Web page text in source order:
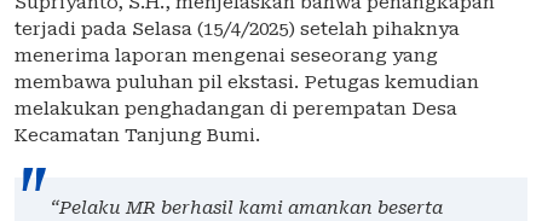
terjadi pada Selasa (15/4/2025) setelah pihaknya
menerima laporan mengenai seseorang yang
membawa puluhan pil ekstasi. Petugas kemudian
melakukan penghadangan di perempatan Desa
Kecamatan Tanjung Bumi.
“Pelaku MR berhasil kami amankan beserta